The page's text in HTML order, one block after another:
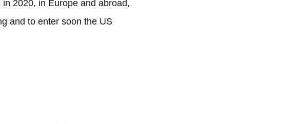
2020, in Europe and abroad,
and to enter soon the US